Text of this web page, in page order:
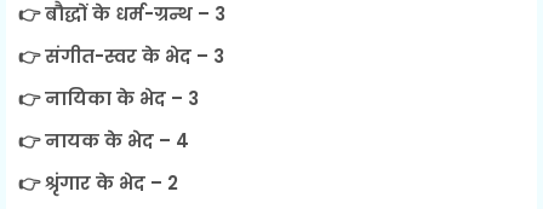
👉 बौद्धों के धर्म-ग्रन्थ – 3
👉 संगीत-स्वर के भेद – 3
👉 नायिका के भेद – 3
👉 नायक के भेद – 4
👉 श्रृंगार के भेद – 2